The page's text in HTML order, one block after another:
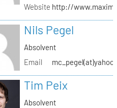
Website http://
Nils Pegel
Absolvent
Email
Tim Peix
Absolvent